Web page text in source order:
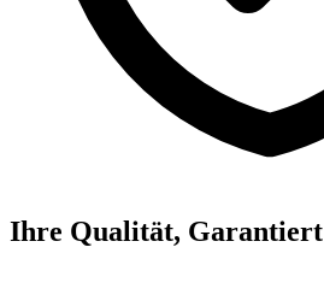
Ihre Qualität, Garantiert